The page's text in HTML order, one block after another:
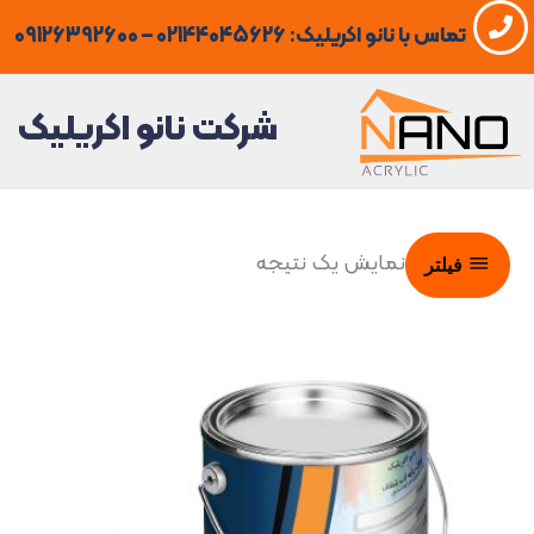
رفتن
به
محتوا
تماس با نانو اکریلیک: 02144045626 – 09126392600
شرکت نانو اکریلیک
فیلتر نمایش یک نتیجه